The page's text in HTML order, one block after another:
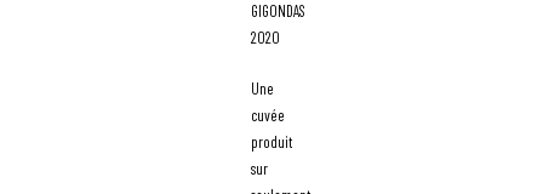
GIGONDAS
2020
Une
cuvée
produit
sur